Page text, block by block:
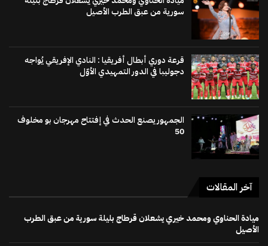
سورية من عبق الطرب الأصيل
قرعة دوري أبطال أفريقيا : النادي الإفريقي يُواجه
دجوليبا في الدور التمهيدي الأوّل
الجمهور يصنع الحدث في إفتتاح مهرجان بو مخلوف
50
آخر المقالات
ميادة الحناوي ومحمد خيري يشعلان قرطاج بليلة سورية من عبق الطرب
الأصيل